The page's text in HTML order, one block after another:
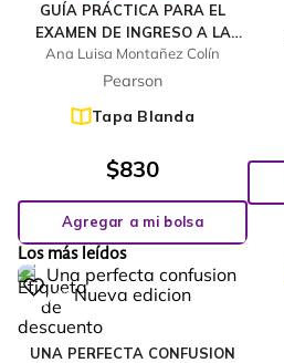
GUÍA PRÁCTICA PARA EL
EXAMEN DE INGRESO A LA
UNIVERSIDAD
Ana Luisa Montañez Colín
Pearson
Tapa Blanda
$830
Agregar a mi bolsa
Los más leídos
UNA PERFECTA CONFUSION
-10%